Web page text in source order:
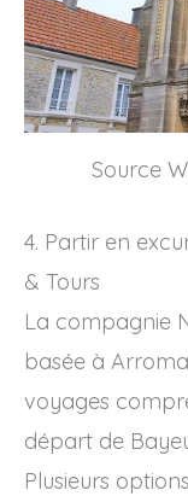
Source
4. Partir en
& Tours
La compagnie
basée à
voyages
départ de
Plusieurs